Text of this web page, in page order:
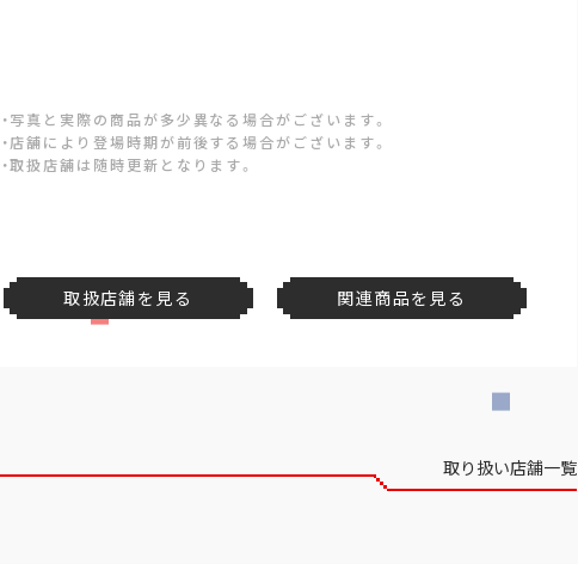
・写真と実際の商品が多少異なる場合がございます。
・店舗により登場時期が前後する場合がございます。
・取扱店舗は随時更新となります。
取扱店舗を見る 関連商品を見る
取り扱い店舗一覧